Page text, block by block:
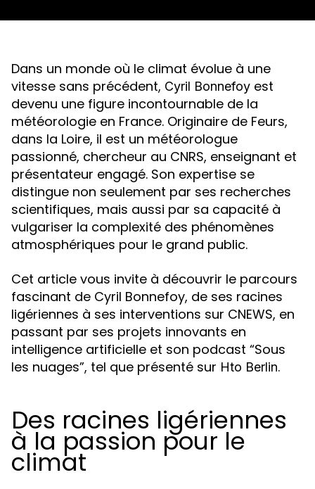
Dans un monde où le climat évolue à une
vitesse sans précédent, Cyril Bonnefoy est
devenu une figure incontournable de la
météorologie en France. Originaire de Feurs,
dans la Loire, il est un météorologue
passionné, chercheur au CNRS, enseignant et
présentateur engagé. Son expertise se
distingue non seulement par ses recherches
scientifiques, mais aussi par sa capacité à
vulgariser la complexité des phénomènes
atmosphériques pour le grand public.
Cet article vous invite à découvrir le parcours
fascinant de Cyril Bonnefoy, de ses racines
ligériennes à ses interventions sur CNEWS, en
passant par ses projets innovants en
intelligence artificielle et son podcast “Sous
les nuages”, tel que présenté sur Hto Berlin.
Des racines ligériennes
à la passion pour le
climat